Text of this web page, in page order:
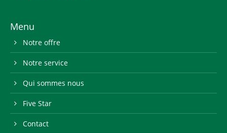
Menu
Notre offre
Notre service
Qui sommes nous
Five Star
Contact